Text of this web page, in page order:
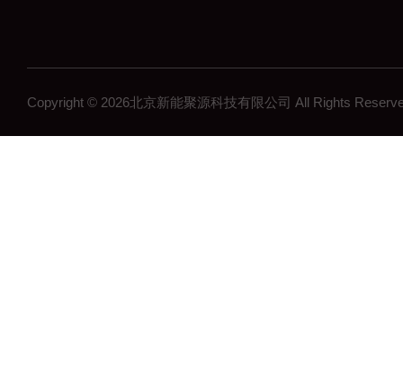
Copyright © 2026北京新能聚源科技有限公司 All Rights